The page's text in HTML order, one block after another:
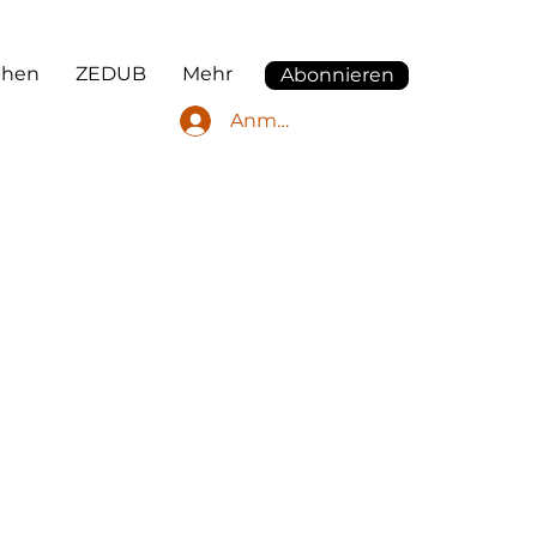
ZEDUB Mehr
Abonnieren
Anmelden